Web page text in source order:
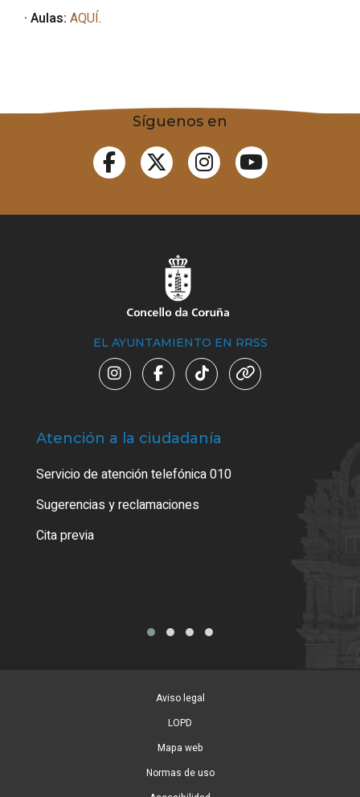
· Aulas: AQUÍ.
Síguenos en
EL AYUNTAMIENTO EN RRSS
Atención a la ciudadanía
Servicio de atención telefónica 010
Sugerencias y reclamaciones
Cita previa
Aviso legal
LOPD
Mapa web
Normas de uso